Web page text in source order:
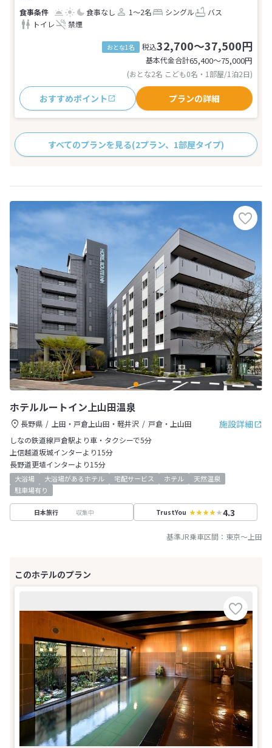
食事なし 1～2名 シングル
バス
トイレ
禁煙
おとな1名 税込32,700～37,500円
基本代金合計65,400〜75,000円
(おとな2名 こども0名・1部屋/1泊2日)
おすすめポイント プランの詳細
すべてのプランを見る(2プラン、1部屋タイプ)
ホテルルートイン上山田温泉
施設詳細
長野県 上田・戸倉上山田・軽井沢
戸倉・上山田
しなの鉄道線戸倉駅より車・タクシーで5分
上信越道坂城インターより15分
長野道更埴インターより15分
大浴場 大浴場があるホテル 宅配サービス ホテル
天然温泉
駐車場有り
日本旅行 収集中 TrustYou 4.3
基準JR乗車区間： 東京～ 上田